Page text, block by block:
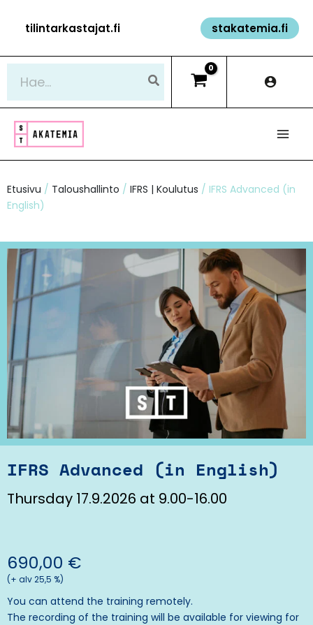
sisältöön
tilintarkastajat.fi stakatemia.fi
Etusivu / Taloushallinto / IFRS | Koulutus / IFRS Advanced (in
English)
IFRS Advanced (in English)
Thursday 17.9.2026 at 9.00-16.00
690,00 €
(+ alv 25,5 %)
You can attend the training remotely.
The recording of the training will be available for viewing for